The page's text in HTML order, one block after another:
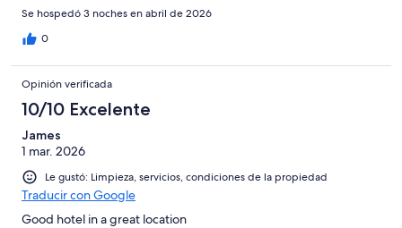
Se hospedó 3 noches en abril de 2026
0
Opinión verificada
10/10 Excelente
James
1 mar. 2026
Le gustó: Limpieza, servicios, condiciones de la propiedad
Traducir con Google
Good hotel in a great location